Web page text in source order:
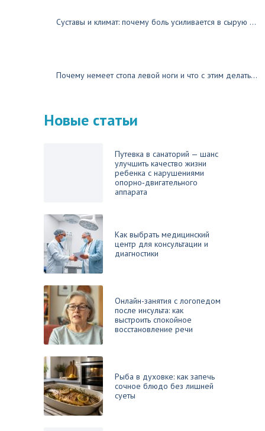
Суставы и климат: почему боль усиливается в сырую ...
Почему немеет стопа левой ноги и что с этим делать...
Новые статьи
Путевка в санаторий — шанс
улучшить качество жизни
ребенка с нарушениями
опорно‑двигательного
аппарата
Как выбрать медицинский
центр для консультации и
диагностики
Онлайн-занятия с логопедом
после инсульта: как
выстроить спокойное
восстановление речи
Рыба в духовке: как запечь
сочное блюдо без лишней
суеты